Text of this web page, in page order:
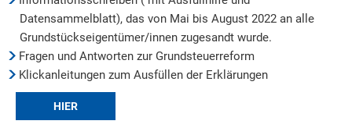
Datensammelblatt), das von Mai bis August 2022 an alle
Grundstückseigentümer/innen zugesandt wurde.
Fragen und Antworten zur Grundsteuerreform
Klickanleitungen zum Ausfüllen der Erklärungen
HIER